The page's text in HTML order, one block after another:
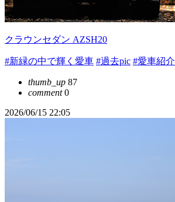
クラウンセダン AZSH20
#新緑の中で輝く愛車 #過去pic #愛車紹介
thumb_up 87
comment0
2026/06/15 22:05